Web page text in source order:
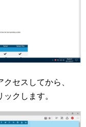
セスしてから、
クします。